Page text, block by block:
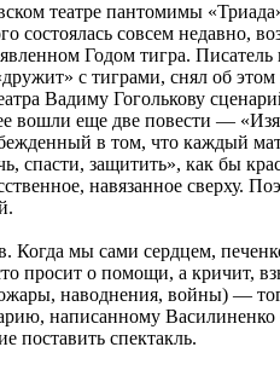
театре пантомимы
состоялась совсем недавно,
Годом тигра.
с тиграми, снял об
Вадиму Гоголькову
вошли еще две повести —
в том, что каждый
спасти, защитить», как бы
навязанное сверху.
Когда мы сами сердцем,
просит о помощи, а кричит,
наводнения, войны) —
написанному Василиненко
поставить спектакль.